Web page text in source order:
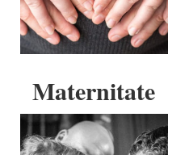
Maternitate